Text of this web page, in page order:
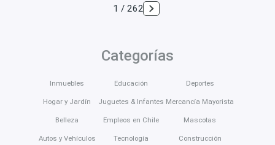
1 / 262
Categorías
Inmuebles
Hogar y Jardín
Belleza
Autos y Vehículos
Educación
Juguetes & Infantes
Empleos en Chile
Tecnología
Deportes
Mercancía Mayorista
Mascotas
Construcción